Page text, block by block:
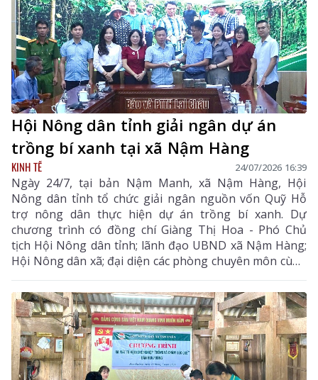
nước suy giảm, ảnh hưởng trực tiếp đến đời sống
người dân.
Hội Nông dân tỉnh giải ngân dự án
trồng bí xanh tại xã Nậm Hàng
KINH TẾ 24/07/2026 16:39
Ngày 24/7, tại bản Nậm Manh, xã Nậm Hàng, Hội
Nông dân tỉnh tổ chức giải ngân nguồn vốn Quỹ Hỗ
trợ nông dân thực hiện dự án trồng bí xanh. Dự
chương trình có đồng chí Giàng Thị Hoa - Phó Chủ
tịch Hội Nông dân tỉnh; lãnh đạo UBND xã Nậm Hàng;
Hội Nông dân xã; đại diện các phòng chuyên môn cùng
các hội viên nông dân tham gia dự án.